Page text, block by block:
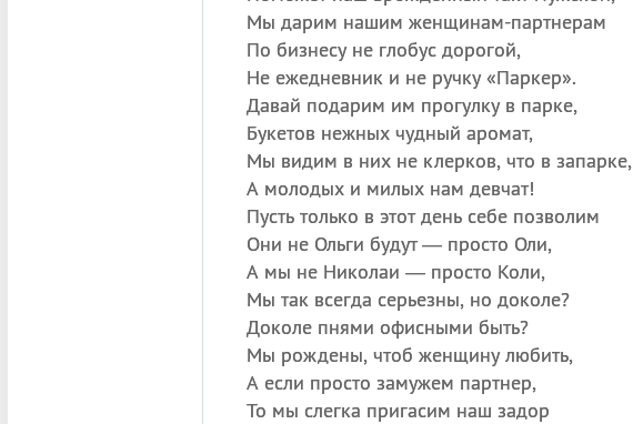
Мы дарим нашим женщинам-партнерам
По бизнесу не глобус дорогой,
Не ежедневник и не ручку «Паркер».
Давай подарим им прогулку в парке,
Букетов нежных чудный аромат,
Мы видим в них не клерков, что в запарке,
А молодых и милых нам девчат!
Пусть только в этот день себе позволим
Они не Ольги будут — просто Оли,
А мы не Николаи — просто Коли,
Мы так всегда серьезны, но доколе?
Доколе пнями офисными быть?
Мы рождены, чтоб женщину любить,
А если просто замужем партнер,
То мы слегка пригасим наш задор